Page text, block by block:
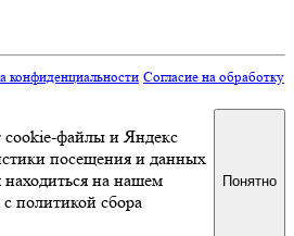
конфиденциальности Согласие на обработку
cookie-файлы и Яндекс
посещения и данных
на нашем
с политикой сбора
Понятно